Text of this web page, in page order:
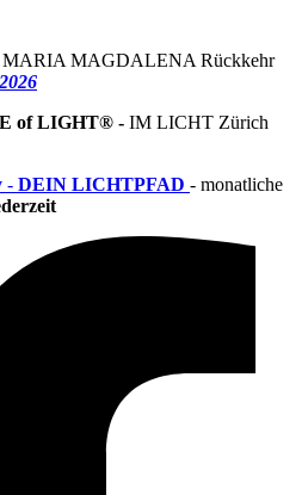
MARIA MAGDALENA Rückkehr
of LIGHT® - IM LICHT Zürich
- DEIN LICHTPFAD - monatliche